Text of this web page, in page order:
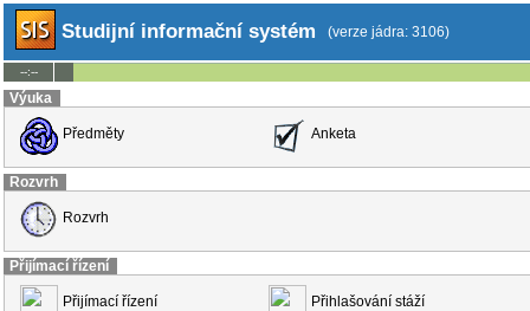
Studijní informační systém (verze jádra: 3106)
--:--
Výuka
Předměty Anketa
Rozvrh
Rozvrh
Přijímací řízení
Přijímací řízení Přihlašování stáží